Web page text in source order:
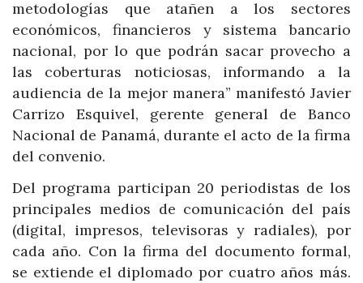
metodologías que atañen a los sectores
económicos, financieros y sistema bancario
nacional, por lo que podrán sacar provecho a
las coberturas noticiosas, informando a la
audiencia de la mejor manera” manifestó Javier
Carrizo Esquivel, gerente general de Banco
Nacional de Panamá, durante el acto de la firma
del convenio.
Del programa participan 20 periodistas de los
principales medios de comunicación del país
(digital, impresos, televisoras y radiales), por
cada año. Con la firma del documento formal,
se extiende el diplomado por cuatro años más.